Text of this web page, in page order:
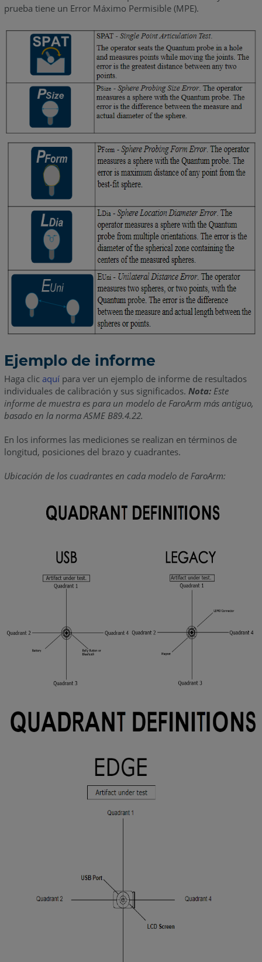
prueba tiene un Error Máximo Permisible (MPE).
Ejemplo de informe
Haga clic aquípara ver un ejemplo de informe de resultados
individuales de calibración y sus significados. Nota:Este
informe de muestra es para un modelo de FaroArm más antiguo,
basado en la norma ASME B89.4.22.
En los informes las mediciones se realizan en términos de
longitud, posiciones del brazo y cuadrantes.
Ubicación de los cuadrantes en cada modelo de FaroArm: